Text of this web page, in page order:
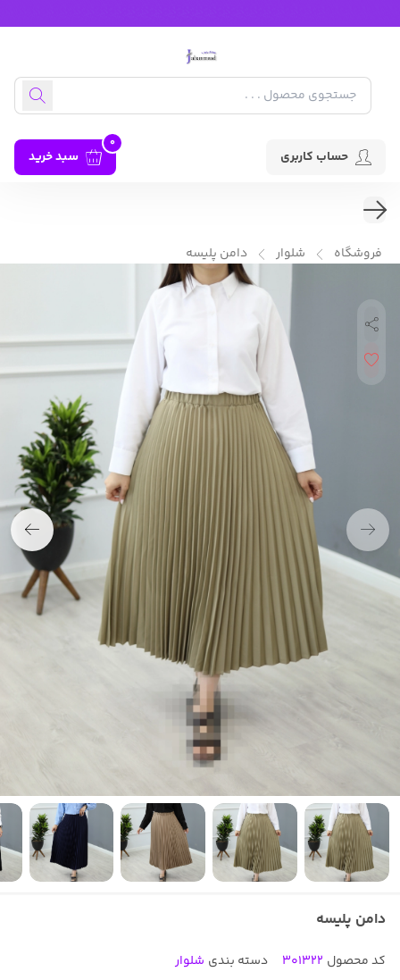
حساب کاربری سبد خرید
0
فروشگاه شلوار دامن پلیسه
دامن پلیسه
کد محصول 301322 دسته بندی شلوار